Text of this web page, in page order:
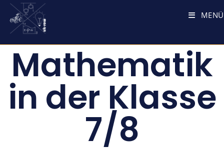
MENÜ
Mathematik
in der Klasse
7/8